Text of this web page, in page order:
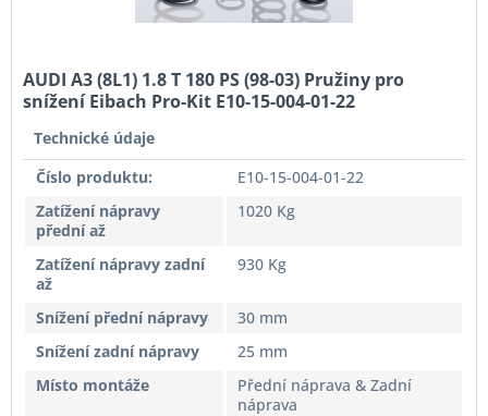
AUDI A3 (8L1) 1.8 T 180 PS (98-03) Pružiny pro
snížení Eibach Pro-Kit E10-15-004-01-22
Technické údaje
Číslo produktu:
E10-15-004-01-22
Zatížení nápravy
přední až
1020 Kg
Zatížení nápravy zadní
až
930 Kg
Snížení přední nápravy
30 mm
Snížení zadní nápravy
25 mm
Místo montáže
Přední náprava & Zadní
náprava